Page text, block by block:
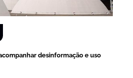
desinformação e uso